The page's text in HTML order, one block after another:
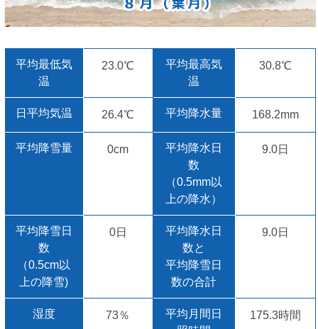
平均最低気
温
23.0℃
平均最高気
温
30.8℃
日平均気温 26.4℃ 平均降水量 168.2mm
平均降雪量 0cm
平均降水日
数
（0.5mm以
上の降水）
9.0日
平均降雪日
数
（0.5cm以
上の降雪)
0日
平均降水日
数と
平均降雪日
数の合計
9.0日
湿度 73％
平均月間日
175.3時間